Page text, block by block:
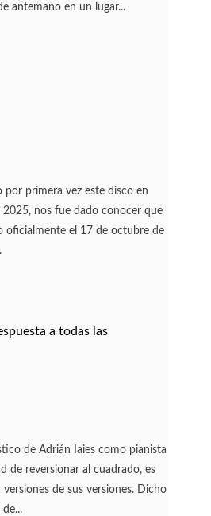
antemano en un lugar...
por primera vez este disco en
2025, nos fue dado conocer que
oficialmente el 17 de octubre de
a todas las
de Adrián Iaies como pianista
de reversionar al cuadrado, es
versiones de sus versiones. Dicho